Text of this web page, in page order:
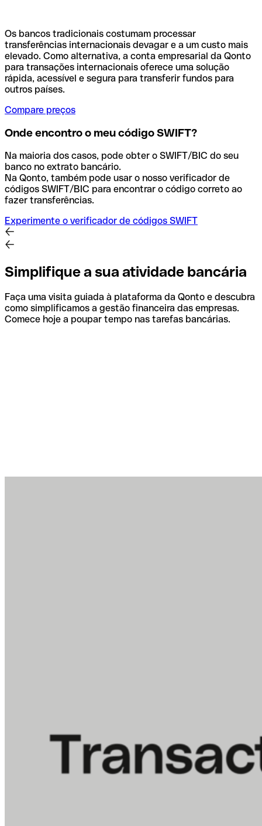
Os bancos tradicionais costumam processar
transferências internacionais devagar e a um custo mais
elevado. Como alternativa, a conta empresarial da Qonto
para transações internacionais oferece uma solução
rápida, acessível e segura para transferir fundos para
outros países.
Compare preços
Onde encontro o meu código SWIFT?
Na maioria dos casos, pode obter o SWIFT/BIC do seu
banco no extrato bancário.
Na Qonto, também pode usar o nosso verificador de
códigos SWIFT/BIC para encontrar o código correto ao
fazer transferências.
Experimente o verificador de códigos SWIFT
Simplifique a sua atividade bancária
Faça uma visita guiada à plataforma da Qonto e descubra
como simplificamos a gestão financeira das empresas.
Comece hoje a poupar tempo nas tarefas bancárias.